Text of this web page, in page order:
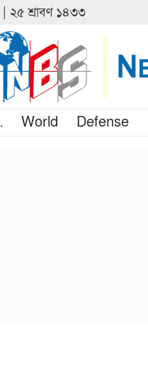
২৫ শ্রাবণ ১৪৩৩
World Defense